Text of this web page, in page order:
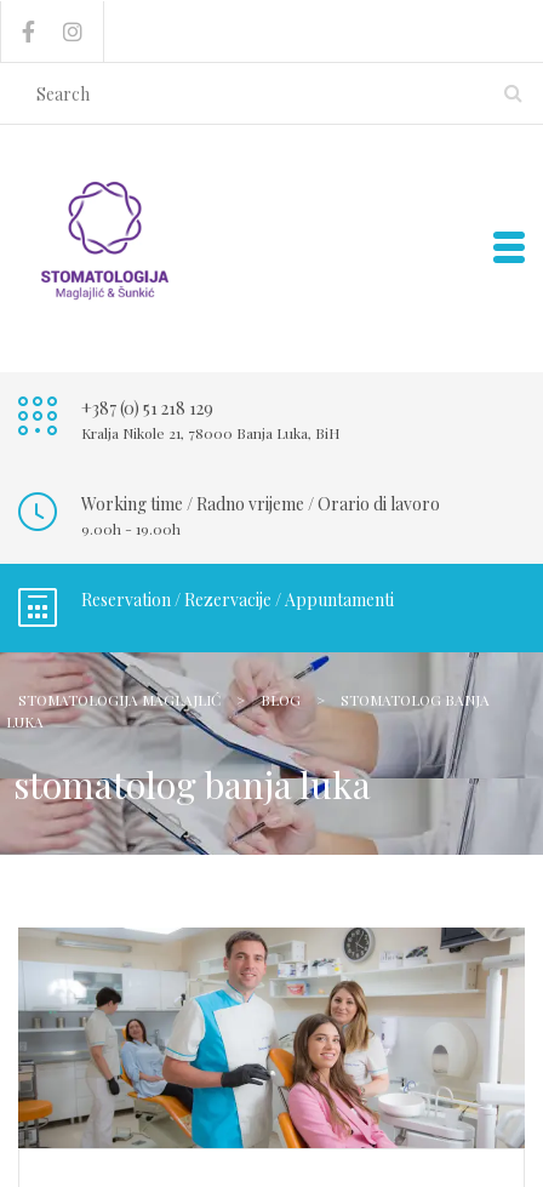
+387 (0) 51 218 129
Kralja Nikole 21, 78000 Banja Luka, BiH
Working time / Radno vrijeme / Orario di lavoro
9.00h - 19.00h
Reservation / Rezervacije / Appuntamenti
STOMATOLOGIJA MAGLAJLIĆ > BLOG >
STOMATOLOG BANJA
LUKA
stomatolog banja luka